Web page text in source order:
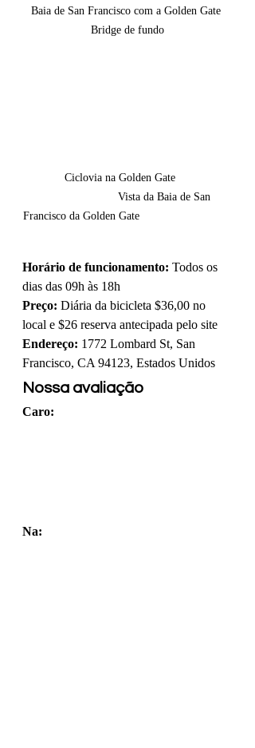
Baia de San Francisco com a Golden Gate
Bridge de fundo
                        Vista da Baia de San
Francisco da Golden Gate
Horário de funcionamento: Todos os
dias das 09h às 18h
Preço: Diária da bicicleta $36,00 no
local e $26 reserva antecipada pelo site
Endereço: 1772 Lombard St, San
Francisco, CA 94123, Estados Unidos
Nossa avaliação
Caro:
Na: